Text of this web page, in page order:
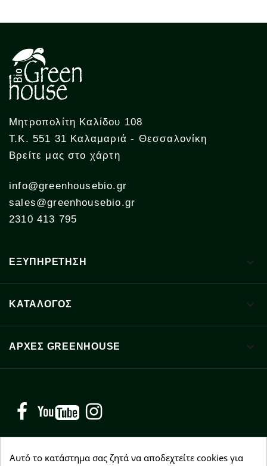
Μητροπολίτη Καλίδου 108
Τ.Κ. 551 31 Καλαμαριά - Θεσσαλονίκη
Βρείτε μας στο χάρτη
info@greenhousebio.gr
sales@greenhousebio.gr
2310 413 795
ΕΞΥΠΗΡΕΤΗΣΗ 
ΚΑΤΑΛΟΓΟΣ 
ΑΡΧΈΣ GREENHOUSE 
Facebook YouTube
Αυτό το κατάστημα σας ζητά να αποδεχτείτε cookies για